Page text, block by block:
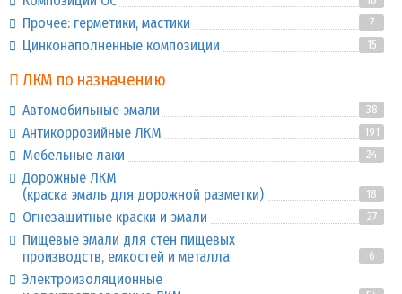
Прочее: герметики, мастики 7
Цинконаполненные композиции 15
ЛКМ по назначению
Автомобильные эмали 38
Антикоррозийные ЛКМ 191
Мебельные лаки 24
Дорожные ЛКМ
(краска эмаль для дорожной разметки)
18
Огнезащитные краски и эмали 27
Пищевые эмали для стен пищевых
производств, емкостей и металла
6
Электроизоляционные